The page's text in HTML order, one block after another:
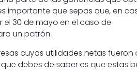
importante que sepas que, en
30 de mayo en el caso de
un patrón.
cuyas utilidades netas fueron
debes de saber es que estas